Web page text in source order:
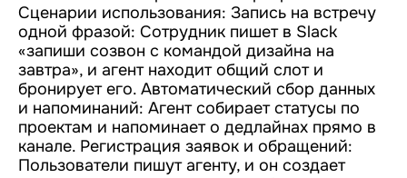
Сценарии использования: Запись на встречу
одной фразой: Сотрудник пишет в Slack
«запиши созвон с командой дизайна на
завтра», и агент находит общий слот и
бронирует его. Автоматический сбор данных
и напоминаний: Агент собирает статусы по
проектам и напоминает о дедлайнах прямо в
канале. Регистрация заявок и обращений:
Пользователи пишут агенту, и он создает